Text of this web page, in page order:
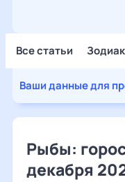
Все статьи Зодиак
Ваши данные для
Рыбы:
декабря